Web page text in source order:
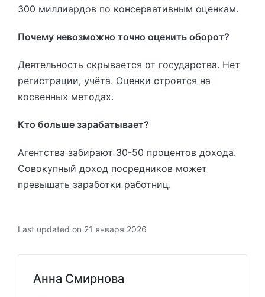
300 миллиардов по консервативным оценкам.
Почему невозможно точно оценить оборот?
Деятельность скрывается от государства. Нет
регистрации, учёта. Оценки строятся на
косвенных методах.
Кто больше зарабатывает?
Агентства забирают 30-50 процентов дохода.
Совокупный доход посредников может
превышать заработки работниц.
Last updated on 21 января 2026
Анна Смирнова